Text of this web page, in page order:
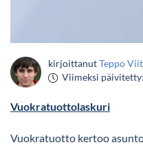
kirjoittanutTeppo
Viimeksi päivitetty:
Vuokratuottolaskuri
Vuokratuotto kertoo